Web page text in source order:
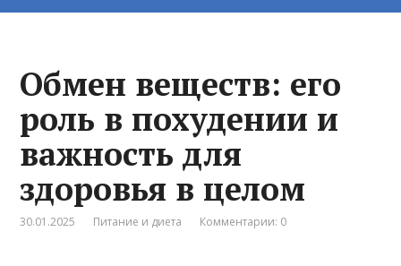
Обмен веществ: его
роль в похудении и
важность для
здоровья в целом
30.01.2025 Питание и диета Комментарии: 0